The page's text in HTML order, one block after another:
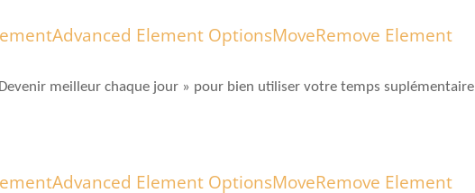
Advanced Element OptionsMoveRemove Element
meilleur chaque jour » pour bien utiliser votre temps suplémentaire
Advanced Element OptionsMoveRemove Element